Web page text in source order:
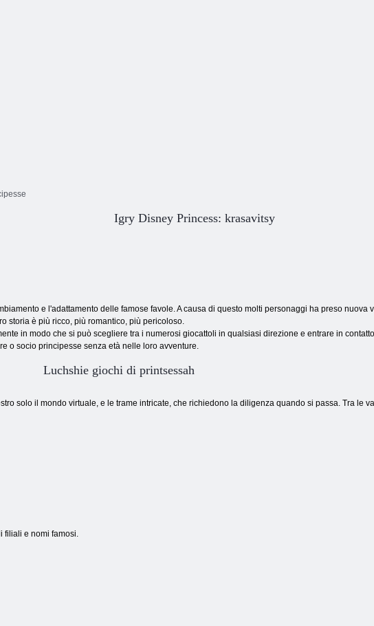
Igry Disney Princess: krasavitsy
e l'adattamento delle famose favole. A causa di questo molti personaggi ha preso nuova
storia è più ricco, più romantico, più pericoloso.
in modo che si può scegliere tra i numerosi giocattoli in qualsiasi direzione e entrare in
o socio principesse senza età nelle loro avventure.
Luchshie giochi di printsessah
solo il mondo virtuale, e le trame intricate, che richiedono la diligenza quando si passa. Tra le
filiali e nomi famosi.